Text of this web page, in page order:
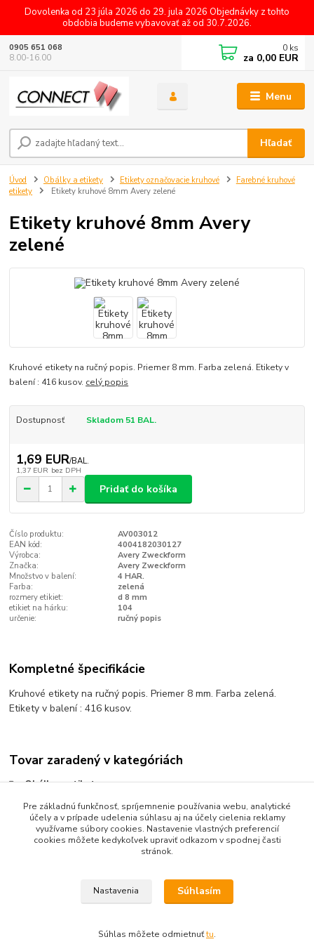
Dovolenka od 23 júla 2026 do 29. jula 2026 Objednávky z tohto
obdobia budeme vybavovať až od 30.7.2026.
Menu
Hľadať
0905 651 068
8.00-16.00
0 ks
za 0,00 EUR
Úvod Obálky a etikety Etikety označovacie kruhové
Farebné kruhové
etikety
Etikety kruhové 8mm Avery zelené
Etikety kruhové 8mm Avery
zelené
Kruhové etikety na ručný popis. Priemer 8 mm. Farba zelená. Etikety v
balení : 416 kusov. celý popis
Dostupnosť Skladom 51 BAL.
1,69 EUR/BAL.
1,37 EUR bez DPH
Pridať do košíka
Číslo produktu:
AV003012
EAN kód:
4004182030127
Výrobca:
Avery Zweckform
Značka:
Avery Zweckform
Množstvo v balení:
4 HAR.
Farba:
zelená
rozmery etikiet:
d 8 mm
etikiet na hárku:
104
určenie:
ručný popis
Kompletné špecifikácie
Kruhové etikety na ručný popis. Priemer 8 mm. Farba zelená.
Etikety v balení : 416 kusov.
Tovar zaradený v kategóriách
Obálky a etikety
Etikety označovacie kruhové
Farebné kruhové etikety
Upravit sběr cookies.
Pre základnú funkčnosť, spríjemnenie používania webu, analytické
účely a v prípade udelenia súhlasu aj na účely cielenia reklamy
využívame súbory cookies. Nastavenie vlastných preferencií
cookies môžete kedykoľvek upraviť odkazom v spodnej časti
stránok.
Nastavenia Súhlasím
Súhlas môžete odmietnuťtu.